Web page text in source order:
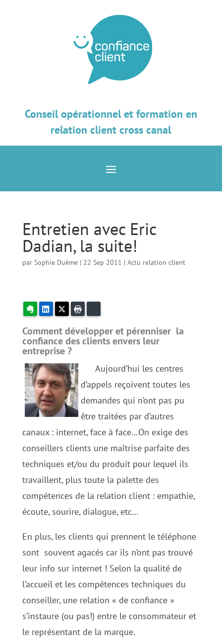
Conseil opérationnel et formation en
relation client cross canal
Entretien avec Eric
Dadian, la suite!
par Sophie Duême| 22 Sep 2011 | Actu relation client
EvernoteLinkedIn
Comment développer et pérenniser la
confiance des clients envers leur
entreprise ?
Aujourd’hui les centres
d’appels reçoivent toutes les
demandes qui n’ont pas pu
être traitées par d’autres
canaux : internet, face à face…On exige des
conseillers clients une maîtrise parfaite des
techniques et/ou du produit pour lequel ils
travaillent, plus toute la palette des
compétences de la relation client : empathie,
écoute, sourire, dialogue, etc…
En plus, les clients qui prennent le téléphone
sont souvent agacés car ils n’ont pas trouvé
leur info sur internet ! Selon la qualité de
l’accueil et les compétences techniques du
conseiller, une relation « de confiance »
s’instaure (ou pas!) entre le consommateur et
le représentant de la marque.